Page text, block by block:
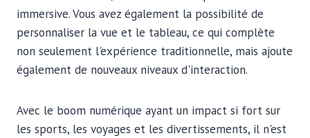
immersive. Vous avez également la possibilité de
personnaliser la vue et le tableau, ce qui complète
non seulement l'expérience traditionnelle, mais ajoute
également de nouveaux niveaux d'interaction.
Avec le boom numérique ayant un impact si fort sur
les sports, les voyages et les divertissements, il n'est